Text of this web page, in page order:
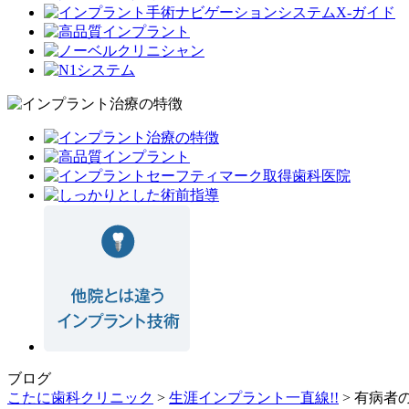
ブログ
こたに歯科クリニック > 生涯インプラント一直線!! > 有病者